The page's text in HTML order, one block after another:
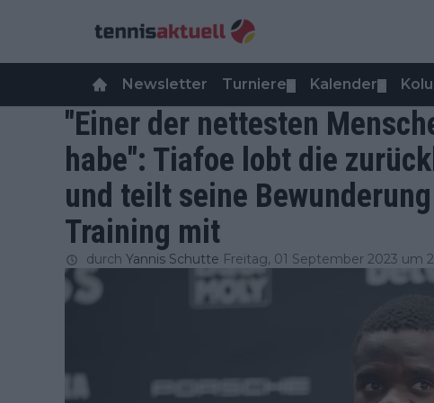
Newsletter Turniere Kalender
"Einer der nettesten
habe": Tiafoe lobt die
und teilt seine
Training mit
durch Yannis Schutte Freitag, 01 September 2023 um